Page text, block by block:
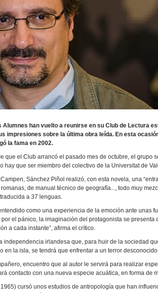
han vuelto a reunirse en su Club de Lectura
impresiones sobre la última obra leída. En esta
la fama en 2002.
que el Club arrancó el pasado mes de octubre, el grupo
hay que ser miembro del colectivo de la Universitat de
Sánchez Piñol realizó, con esta novela, una
de manual técnico de geografía..., todo muy
a 37 lenguas.
como una experiencia de la emoción ante unas
el pánico, la imaginación del protagonista se
a cada instante”, afirma el crítico.
independencia irlandesa que, para huir de la sociedad
en la isla, se tendrá que enfrentar a un terror
encuentro que al autor le servirá para realizar
contacto con una nueva especie acuática, en forma
cursó unos estudios de antropología que han